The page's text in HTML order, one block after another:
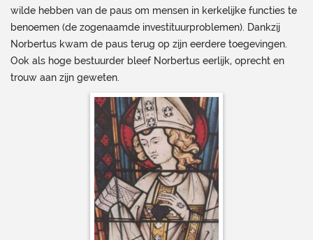
wilde hebben van de paus om mensen in kerkelijke functies te
benoemen (de zogenaamde investituurproblemen). Dankzij
Norbertus kwam de paus terug op zijn eerdere toegevingen.
Ook als hoge bestuurder bleef Norbertus eerlijk, oprecht en
trouw aan zijn geweten.